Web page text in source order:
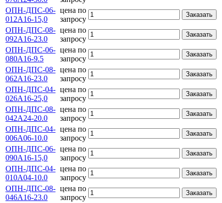
ОПН-ДПС-06-
012А16-15,0
цена по
запросу
Заказать
ОПН-ДПС-08-
092А16-23.0
цена по
запросу
Заказать
ОПН-ДПС-06-
080А16-9.5
цена по
запросу
Заказать
ОПН-ДПС-08-
062А16-23.0
цена по
запросу
Заказать
ОПН-ДПС-04-
026А16-25,0
цена по
запросу
Заказать
ОПН-ДПС-08-
042А24-20.0
цена по
запросу
Заказать
ОПН-ДПС-04-
006А06-10.0
цена по
запросу
Заказать
ОПН-ДПС-06-
090А16-15,0
цена по
запросу
Заказать
ОПН-ДПС-04-
010А04-10.0
цена по
запросу
Заказать
ОПН-ДПС-08-
046А16-23.0
цена по
запросу
Заказать